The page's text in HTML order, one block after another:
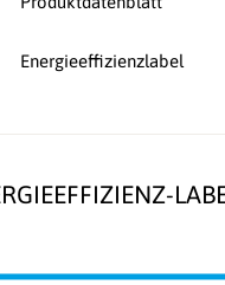
Energieeffizienzlabel